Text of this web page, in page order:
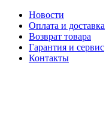
Новости
Оплата и доставка
Возврат товара
Гарантия и сервис
Контакты